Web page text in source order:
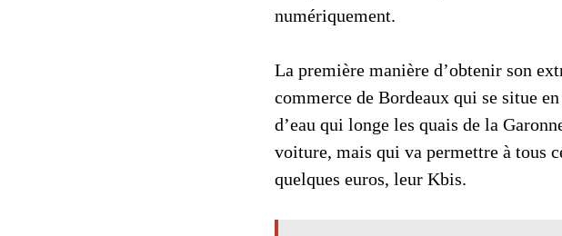
numériquement.
La première manière d’obtenir son
commerce de Bordeaux qui se situe
d’eau qui longe les quais de la
voiture, mais qui va permettre à tous
quelques euros, leur Kbis.